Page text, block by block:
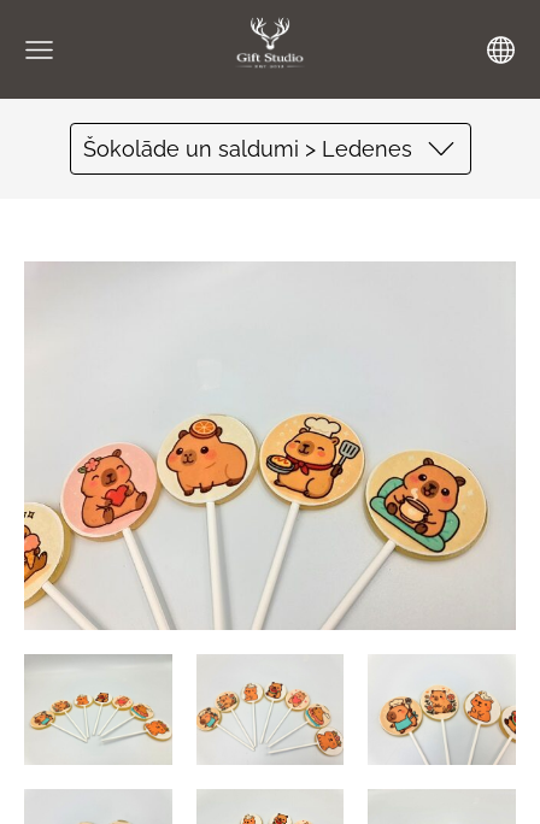
Šokolāde un saldumi > Ledenes